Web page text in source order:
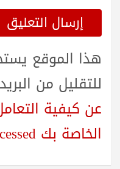
هذا الموقع
للتقليل من
عن كيفية
الخاصة بك processed